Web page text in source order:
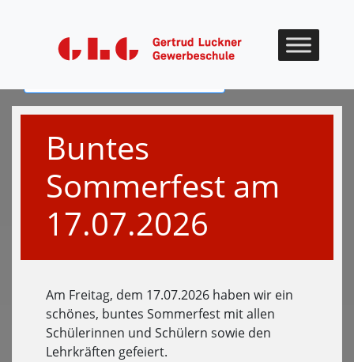
Buntes
Sommerfest am
17.07.2026
Am Freitag, dem 17.07.2026 haben wir ein
schönes, buntes Sommerfest mit allen
Schülerinnen und Schülern sowie den
Lehrkräften gefeiert.